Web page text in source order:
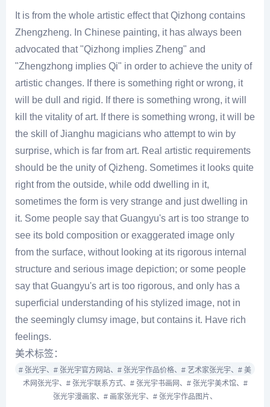
It is from the whole artistic effect that Qizhong contains
Zhengzheng. In Chinese painting, it has always been
advocated that "Qizhong implies Zheng" and
"Zhengzhong implies Qi" in order to achieve the unity of
artistic changes. If there is something right or wrong, it
will be dull and rigid. If there is something wrong, it will
kill the vitality of art. If there is something wrong, it will be
the skill of Jianghu magicians who attempt to win by
surprise, which is far from art. Real artistic requirements
should be the unity of Qizheng. Sometimes it looks quite
right from the outside, while odd dwelling in it,
sometimes the form is very strange and just dwelling in
it. Some people say that Guangyu's art is too strange to
see its bold composition or exaggerated image only
from the surface, without looking at its rigorous internal
structure and serious image depiction; or some people
say that Guangyu's art is too rigorous, and only has a
superficial understanding of his stylized image, not in
the seemingly clumsy image, but contains it. Have rich
feelings.
美术标签：
# 张光宇、 # 张光宇官方网站、 # 张光宇作品价格、 # 艺术家张光宇、 # 美
术网张光宇、 # 张光宇联系方式、 # 张光宇书画网、 # 张光宇美术馆、 #
张光宇漫画家、 # 画家张光宇、 # 张光宇作品图片、